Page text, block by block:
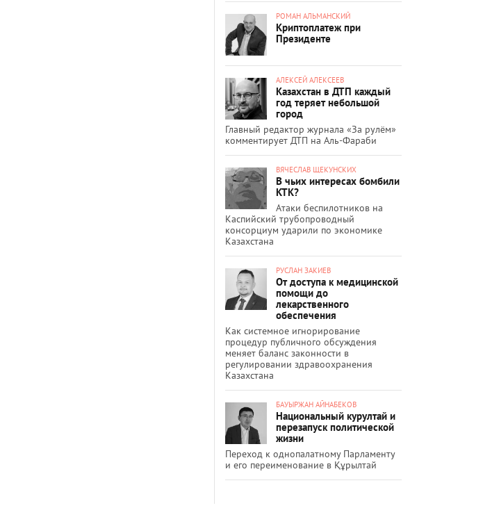
РОМАН АЛЬМАНСКИЙ
Криптоплатеж при
Президенте
АЛЕКСЕЙ АЛЕКСЕЕВ
Казахстан в ДТП каждый
год теряет небольшой
город
Главный редактор журнала «За рулём»
комментирует ДТП на Аль-Фараби
ВЯЧЕСЛАВ ЩЕКУНСКИХ
В чьих интересах бомбили
КТК?
Атаки беспилотников на
Каспийский трубопроводный
консорциум ударили по экономике
Казахстана
РУСЛАН ЗАКИЕВ
От доступа к медицинской
помощи до
лекарственного
обеспечения
Как системное игнорирование
процедур публичного обсуждения
меняет баланс законности в
регулировании здравоохранения
Казахстана
БАУЫРЖАН АЙНАБЕКОВ
Национальный курултай и
перезапуск политической
жизни
Переход к однопалатному Парламенту
и его переименование в Құрылтай